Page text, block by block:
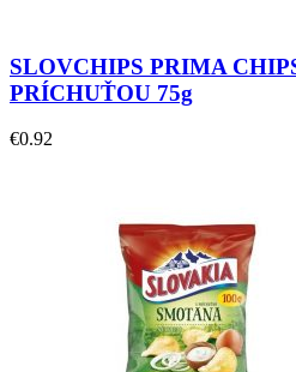
SLOVCHIPS PRIMA
PRÍCHUŤOU 75g
€0.92